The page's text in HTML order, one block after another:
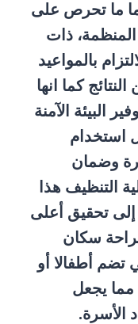
ما تحرص على
ذات
بالمواعيد
كما انها
البيئة الآمنة
استخدام
وضمان
التنظيف هذا
إلى تحقيق أعلى
سكان
تضم أطفالا أو
مما يجعل
الأسرة.